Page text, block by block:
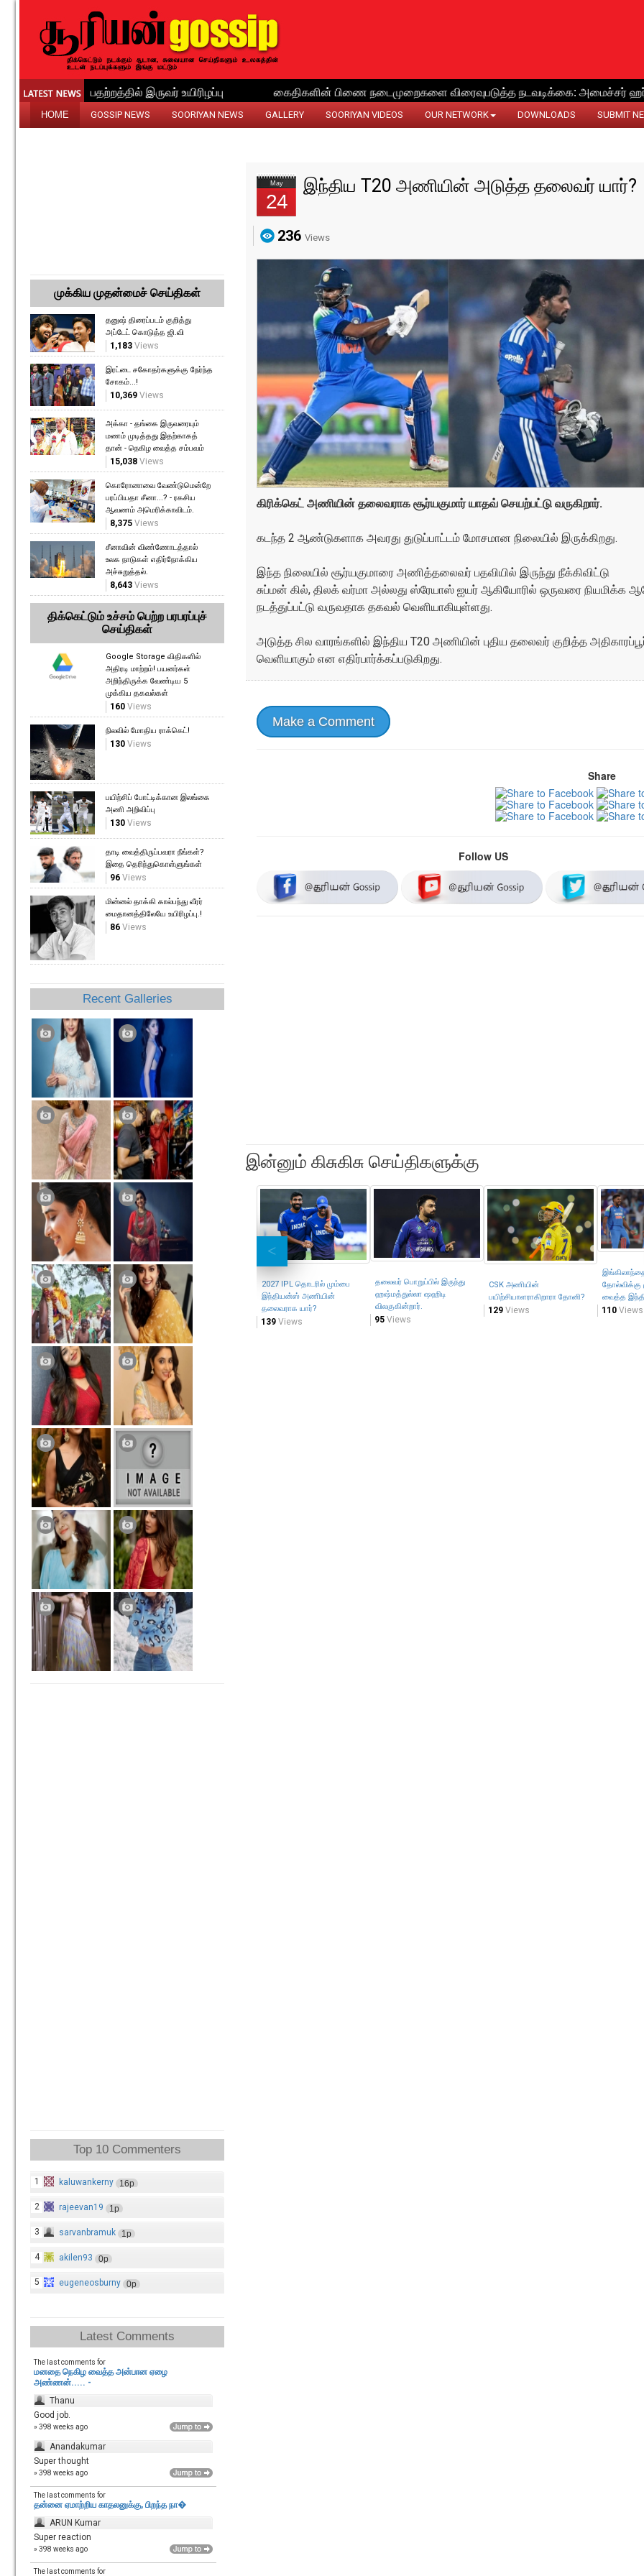
HOME GOSSIP NEWS SOORIYAN NEWS GALLERY SOORIYAN VIDEOS OUR NETWORK DOWNLOADS SUBMIT
May
24
இந்திய T20 அணியின் அடுத்த தலைவர் யார்?
236 Views
கிரிக்கெட் அணியின் தலைவராக சூர்யகுமார் யாதவ் செயற்பட்டு வருகிறார்.
கடந்த 2 ஆண்டுகளாக அவரது துடுப்பாட்டம் மோசமான நிலையில் இருக்கிறது.
இந்த நிலையில் சூர்யகுமாரை அணித்தலைவர் பதவியில் இருந்து நீக்கிவிட்டு
சுப்மன் கில், திலக் வர்மா அல்லது ஸ்ரேயாஸ் ஐயர் ஆகியோரில் ஒருவரை
நடத்துப்பட்டு வருவதாக தகவல் வெளியாகியுள்ளது.
அடுத்த சில வாரங்களில் இந்திய T20 அணியின் புதிய தலைவர் குறித்த
வெளியாகும் என எதிர்பார்க்கப்படுகிறது.
Make a Comment
Share
Follow US
இன்னும் கிசுகிசு செய்திகளுக்கு
2027 IPL தொடரில் மும்பை
இந்தியன்ஸ் அணியின்
தலைவராக யார்?
139 Views
தலைவர் பொறுப்பில் இருந்து
ஹஷ்மத்துல்லா ஷஹிடி
விலகுகின்றார்.
95 Views
CSK அணியின்
பயிற்சியாளராகிறாரா தோனி?
129 Views
தோல்விக்கு
வைத்த
110 Views
முக்கிய முதன்மைச் செய்திகள்
தனுஷ் திரைப்படம் குறித்து
அப்டேட் கொடுத்த ஜி.வி
1,183 Views
இரட்டை சகோதர்களுக்கு நேர்ந்த
சோகம்...!
10,369 Views
அக்கா - தங்கை இருவரையும்
மணம் முடித்தது இதற்காகத்
தான் - நெகிழ வைத்த சம்பவம்
15,038 Views
கொரோனாவை வேண்டுமென்றே
பரப்பியதா சீனா...? - ரகசிய
ஆவணம் அமெரிக்காவிடம்.
8,375 Views
சீனாவின் விண்ணோடத்தால்
உலக நாடுகள் எதிர்நோக்கிய
அச்சுறுத்தல்.
8,643 Views
திக்கெட்டும் உச்சம் பெற்ற பரபரப்புச்
செய்திகள்
Google Storage விதிகளில்
அதிரடி மாற்றம்! பயனர்கள்
அறிந்திருக்க வேண்டிய 5
முக்கிய தகவல்கள்
160 Views
நிலவில் மோதிய ராக்கெட்!
130 Views
பயிற்சிப் போட்டிக்கான இலங்கை
அணி அறிவிப்பு
130 Views
தாடி வைத்திருப்பவரா நீங்கள்?
இதை தெரிந்துகொள்ளுங்கள்
96 Views
மின்னல் தாக்கி கால்பந்து வீரர்
மைதானத்திலேயே உயிரிழப்பு.!
86 Views
Recent Galleries
Top 10 Commenters
1 kaluwankerny 16p
2 rajeevan19 1p
3 sarvanbramuk 1p
4 akilen93 0p
5 eugeneosburny 0p
Latest Comments
The last comments for
மனதை நெகிழ வைத்த அன்பான ஏழை
அண்ணன்..... -
Thanu
Good job.
» 398 weeks ago
Anandakumar
Super thought
» 398 weeks ago
The last comments for
தன்னை ஏமாற்றிய காதலனுக்கு, பிறந்த நா�
ARUN Kumar
Super reaction
» 398 weeks ago
The last comments for